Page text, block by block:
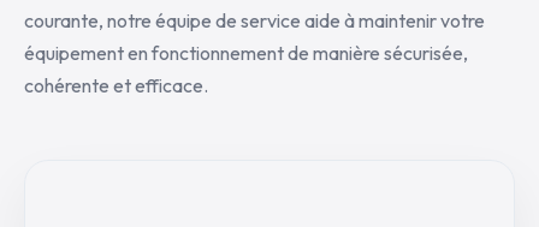
courante, notre équipe de service aide à maintenir votre
équipement en fonctionnement de manière sécurisée,
cohérente et efficace.